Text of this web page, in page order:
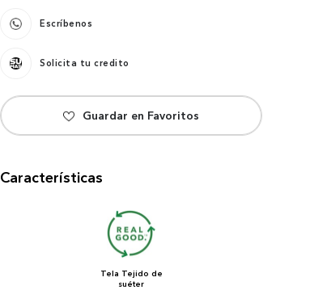
Escríbenos
Solicita tu credito
Características
Tela Tejido de
suéter